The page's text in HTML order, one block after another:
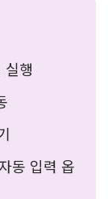
실행
동 입력 옵